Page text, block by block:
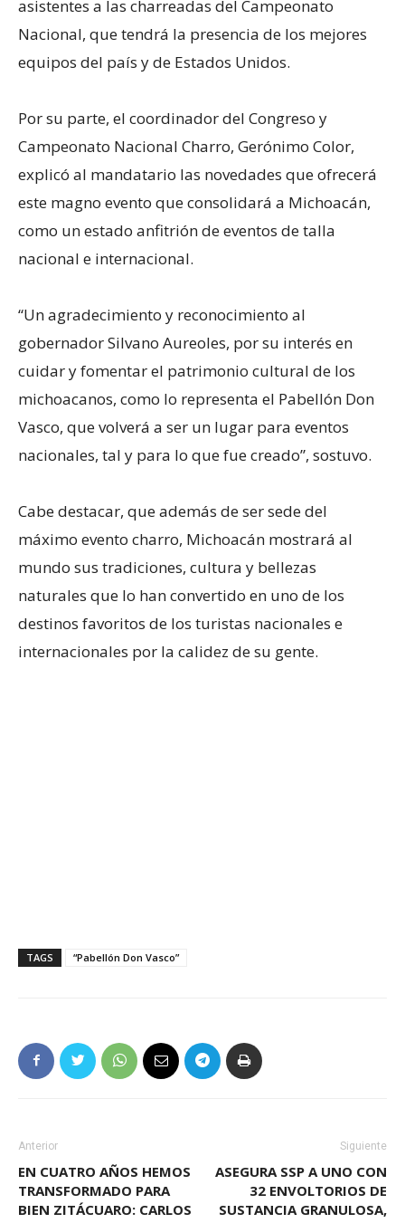
asistentes a las charreadas del Campeonato
Nacional, que tendrá la presencia de los mejores
equipos del país y de Estados Unidos.
Por su parte, el coordinador del Congreso y
Campeonato Nacional Charro, Gerónimo Color,
explicó al mandatario las novedades que ofrecerá
este magno evento que consolidará a Michoacán,
como un estado anfitrión de eventos de talla
nacional e internacional.
“Un agradecimiento y reconocimiento al
gobernador Silvano Aureoles, por su interés en
cuidar y fomentar el patrimonio cultural de los
michoacanos, como lo representa el Pabellón Don
Vasco, que volverá a ser un lugar para eventos
nacionales, tal y para lo que fue creado”, sostuvo.
Cabe destacar, que además de ser sede del
máximo evento charro, Michoacán mostrará al
mundo sus tradiciones, cultura y bellezas
naturales que lo han convertido en uno de los
destinos favoritos de los turistas nacionales e
internacionales por la calidez de su gente.
TAGS “Pabellón Don Vasco”
Anterior
EN CUATRO AÑOS HEMOS
TRANSFORMADO PARA
BIEN ZITÁCUARO: CARLOS
Siguiente
ASEGURA SSP A UNO CON
32 ENVOLTORIOS DE
SUSTANCIA GRANULOSA,